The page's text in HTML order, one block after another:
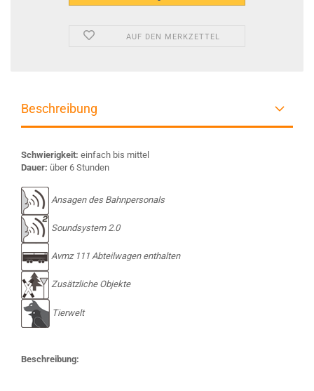
AUF DEN MERKZETTEL
Beschreibung
Schwierigkeit: einfach bis mittel
Dauer: über 6 Stunden
Ansagen des Bahnpersonals
Soundsystem 2.0
Avmz 111 Abteilwagen enthalten
Zusätzliche Objekte
Tierwelt
Beschreibung: